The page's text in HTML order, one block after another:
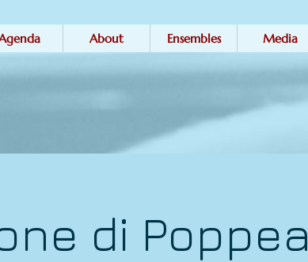
About Ensembles Media
di Poppea